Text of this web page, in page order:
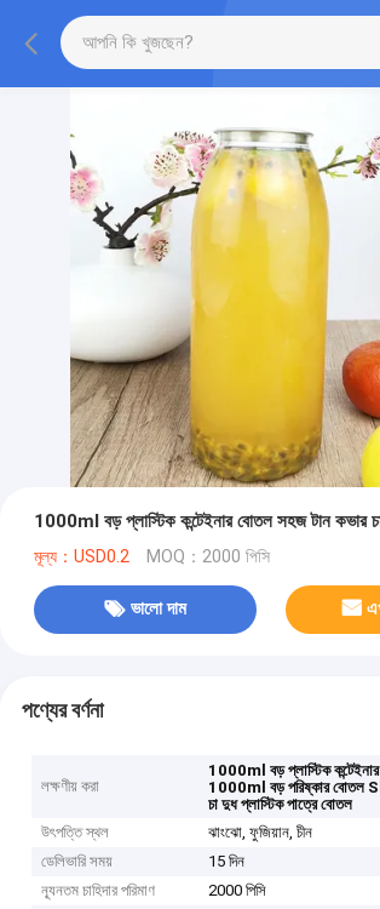
1000ml বড় প্লাস্টিক কন্টেইনার বোতল সহজ টান কভার
মূল্য：USD0.2 MOQ：2000 পিসি
ভালো দাম
পণ্যের বর্ণনা
লক্ষণীয় করা
1000ml বড় প্লাস্টিক
1000ml বড় পরিষ্কার
চা দুধ প্লাস্টিক পাত্রে বোতল
উৎপত্তি স্থল
ঝাংঝো, ফুজিয়ান, চীন
ডেলিভারি সময়
15 দিন
ন্যূনতম চাহিদার পরিমাণ
2000 পিসি